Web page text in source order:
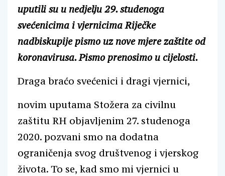
uputili su u nedjelju 29. studenoga
svećenicima i vjernicima Riječke
nadbiskupije pismo uz nove mjere zaštite od
koronavirusa. Pismo prenosimo u cijelosti.
Draga braćo svećenici i dragi vjernici,
novim uputama Stožera za civilnu
zaštitu RH objavljenim 27. studenoga
2020. pozvani smo na dodatna
ograničenja svog društvenog i vjerskog
života. To se, kad smo mi vjernici u